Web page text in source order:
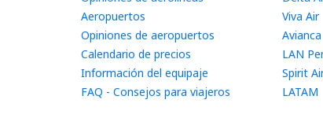
Aeropuertos
Opiniones de aeropuertos
Calendario de precios
Información del equipaje
FAQ - Consejos para viajeros
Viva Air
Avianca
LAN
Spirit
LATAM